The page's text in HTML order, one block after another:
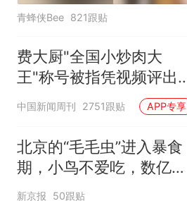
青蜂侠Bee 821跟贴
费大厨"全国小炒肉大
王"称号被指凭视频评出
官方回应
中国新闻周刊 2751跟贴 APP专享
北京的“毛毛虫”进入暴食
期，小鸟不爱吃，数亿头
小蜂迎战
新京报 50跟贴